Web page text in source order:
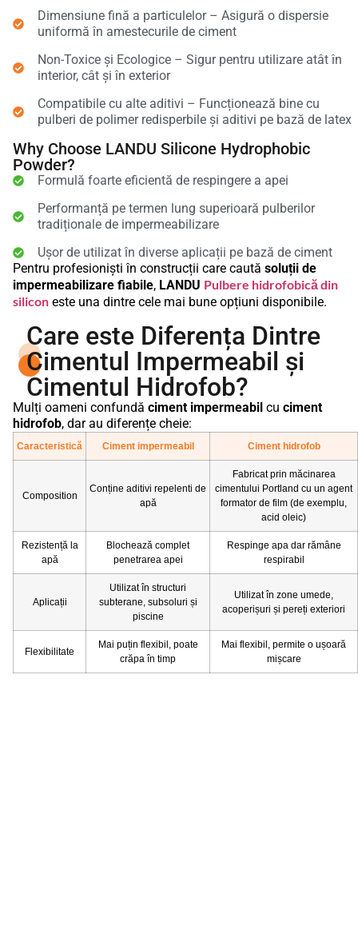
Dimensiune fină a particulelor – Asigură o dispersie
uniformă în amestecurile de ciment
Non-Toxice și Ecologice – Sigur pentru utilizare atât în
interior, cât și în exterior
Compatibile cu alte aditivi – Funcționează bine cu
pulberi de polimer redisperbile și aditivi pe bază de latex
Why Choose LANDU Silicone Hydrophobic
Powder?
Formulă foarte eficientă de respingere a apei
Performanță pe termen lung superioară pulberilor
tradiționale de impermeabilizare
Ușor de utilizat în diverse aplicații pe bază de ciment
Pentru profesioniști în construcții care caută soluții de
impermeabilizare fiabile, LANDU Pulbere hidrofobică din
silicon este una dintre cele mai bune opțiuni disponibile.
Care este Diferența Dintre
Cimentul Impermeabil și
Cimentul Hidrofob?
Mulți oameni confundă ciment impermeabil cu ciment
hidrofob, dar au diferențe cheie:
Caracteristică Ciment impermeabil Ciment hidrofob
Composition
Conține aditivi repelenti de
apă
Fabricat prin măcinarea
cimentului Portland cu un agent
formator de film (de exemplu,
acid oleic)
Rezistență la
apă
Blochează complet
penetrarea apei
Respinge apa dar rămâne
respirabil
Aplicații
Utilizat în structuri
subterane, subsoluri și
piscine
Utilizat în zone umede,
acoperișuri și pereți exteriori
Flexibilitate
Mai puțin flexibil, poate
crăpa în timp
Mai flexibil, permite o ușoară
mișcare